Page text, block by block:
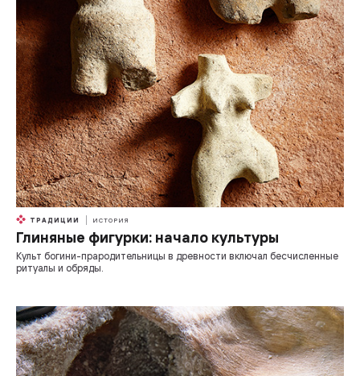
ТРАДИЦИИ ИСТОРИЯ
Глиняные фигурки: начало культуры
Культ богини-прародительницы в древности включал бесчисленные
ритуалы и обряды.